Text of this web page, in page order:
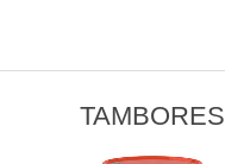
TAMBORES